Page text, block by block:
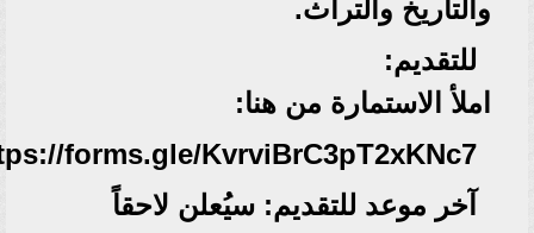
والتاريخ والتراث.
للتقديم:
املأ الاستمارة من هنا:
forms.gle/KvrviBrC3pT2xKNc7
آخر موعد للتقديم: سيُعلن لاحقاً